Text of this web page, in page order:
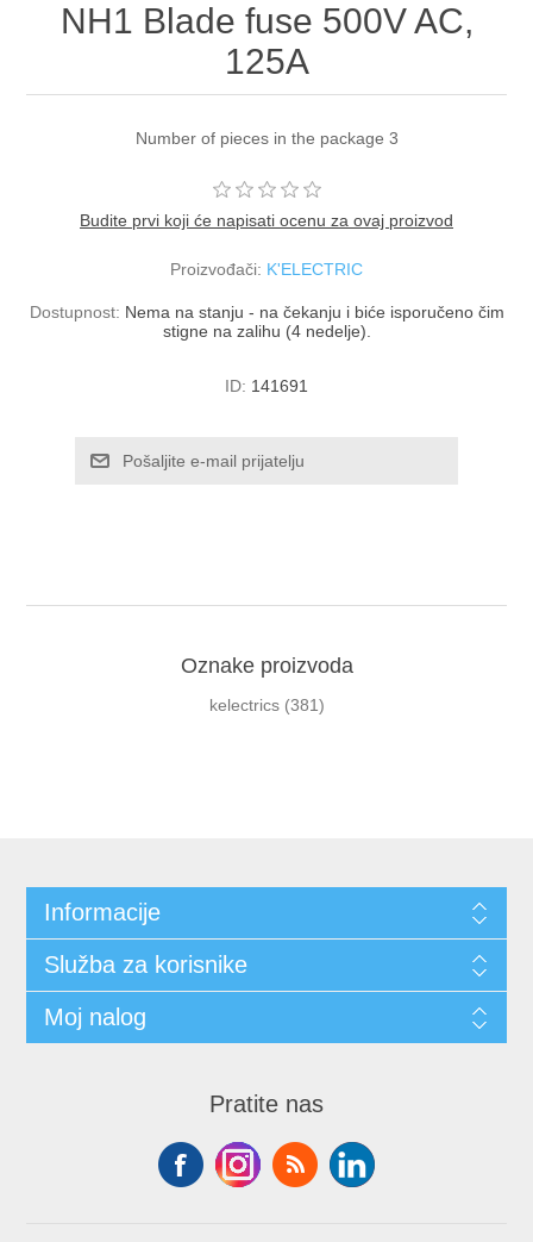
NH1 Blade fuse 500V AC,
125A
Number of pieces in the package 3
Budite prvi koji će napisati ocenu za ovaj proizvod
Proizvođači: K'ELECTRIC
Dostupnost: Nema na stanju - na čekanju i biće isporučeno čim
stigne na zalihu (4 nedelje).
ID: 141691
Oznake proizvoda
kelectrics (381)
Informacije
Služba za korisnike
Moj nalog
Pratite nas